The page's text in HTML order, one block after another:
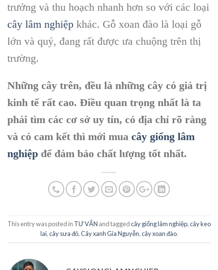
trưởng và thu hoạch nhanh hơn so với các loại
cây lâm nghiệp khác. Gỗ xoan đào là loại gỗ
lớn và quý, đang rất được ưa chuộng trên thị
trường.
Những cây trên, đều là những cây có giá trị
kinh tế rất cao. Điều quan trọng nhất là ta
phải tìm các cơ sở uy tín, có địa chỉ rõ ràng
và có cam kết thì mới mua cây giống lâm
nghiệp để đảm bảo chất lượng tốt nhất.
This entry was posted in TƯ VẤN and taggedcây giống lâm nghiệp,cây keo
lai,cây sưa đỏ,Cây xanh Gia Nguyễn,cây xoan đào.